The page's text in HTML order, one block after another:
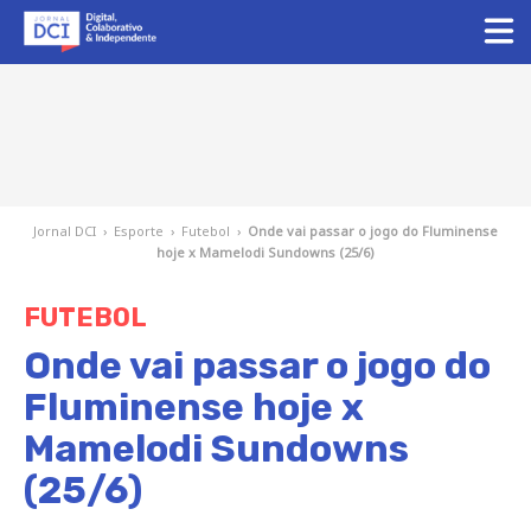
Jornal DCI › Esporte › Futebol › Onde vai passar o jogo do Fluminense
hoje x Mamelodi Sundowns (25/6)
FUTEBOL
Onde vai passar o jogo do
Fluminense hoje x
Mamelodi Sundowns
(25/6)